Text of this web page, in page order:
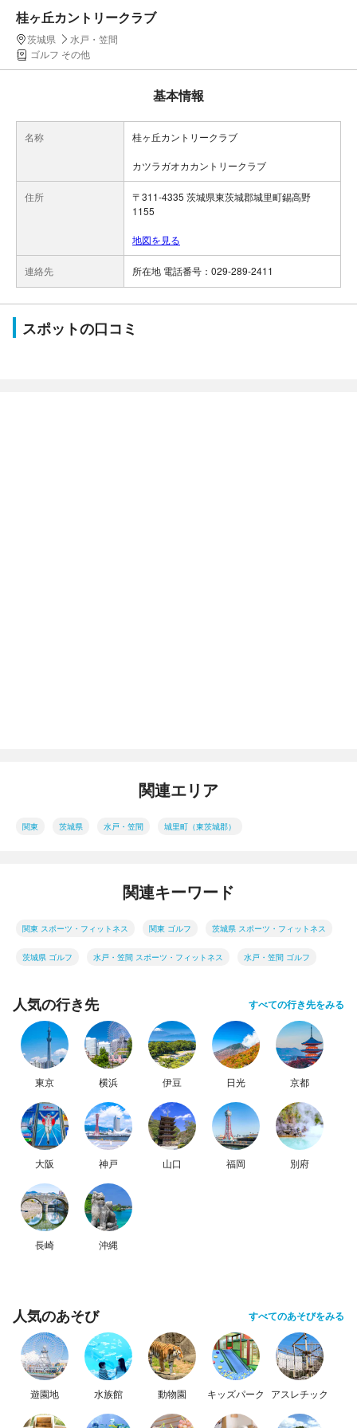
桂ヶ丘カントリークラブ
茨城県
水戸・笠間
ゴルフ その他
基本情報
名称 桂ヶ丘カントリークラブ
カツラガオカカントリークラブ
住所
〒311-4335 茨城県東茨城郡城里町錫高野
1155
地図を見る
連絡先 所在地 電話番号：029-289-2411
スポットの口コミ
関連エリア
関東 茨城県 水戸・笠間 城里町（東茨城郡）
関連キーワード
関東 スポーツ・フィットネス 関東 ゴルフ 茨城県 スポーツ・フィットネス
茨城県 ゴルフ 水戸・笠間 スポーツ・フィットネス 水戸・笠間 ゴルフ
人気の行き先 すべての行き先をみる
東京 横浜 伊豆 日光 京都
大阪 神戸 山口 福岡 別府
長崎 沖縄
人気のあそび すべてのあそびをみる
遊園地 水族館 動物園 キッズパーク アスレチック